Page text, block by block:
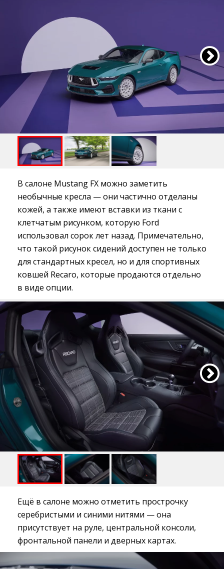
В салоне Mustang FX можно заметить
необычные кресла — они частично отделаны
кожей, а также имеют вставки из ткани с
клетчатым рисунком, которую Ford
использовал сорок лет назад. Примечательно,
что такой рисунок сидений доступен не только
для стандартных кресел, но и для спортивных
ковшей Recaro, которые продаются отдельно
в виде опции.
Ещё в салоне можно отметить прострочку
серебристыми и синими нитями — она
присутствует на руле, центральной консоли,
фронтальной панели и дверных картах.